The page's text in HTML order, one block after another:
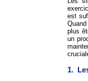
est
plus
un
1.